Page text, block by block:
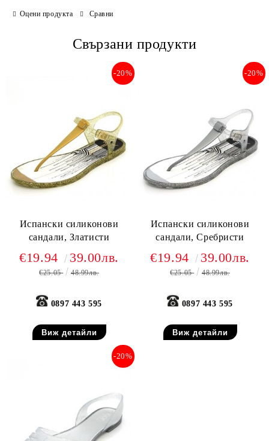
Оцени продукта Сравни
Свързани продукти
Испански силиконови
сандали, Златисти
-20%
€19.94 39.00лв.
€25.05 48.99лв.
0897 443 595
Виж детайли
Испански силиконови
сандали, Сребристи
-20%
€19.94 39.00лв.
€25.05 48.99лв.
0897 443 595
Виж детайли
-20%